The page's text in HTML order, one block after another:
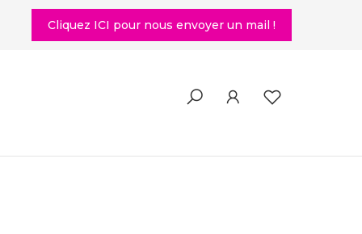
Cliquez ICI pour nous envoyer un mail !